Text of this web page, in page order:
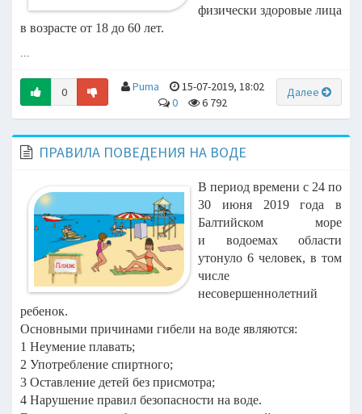
физически здоровые лица
в возрасте от 18 до 60 лет.
...
0 Далее
Puma
15-07-2019, 18:02
0
6 792
ПРАВИЛА ПОВЕДЕНИЯ НА ВОДЕ
В период времени с 24 по
30 июня 2019 года в
Балтийском море
и водоемах области
утонуло 6 человек, в том
числе
несовершеннолетний
ребенок.
Основными причинами гибели на воде являются:
1 Неумение плавать;
2 Употребление спиртного;
3 Оставление детей без присмотра;
4 Нарушение правил безопасности на воде.